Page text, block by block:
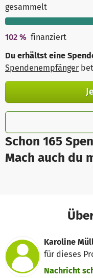
Schon 165
Mach auch du
gesammelt
102 % finanziert
Du erhältst eine
Spendenempfänger
Karoline
für dieses
Nachricht